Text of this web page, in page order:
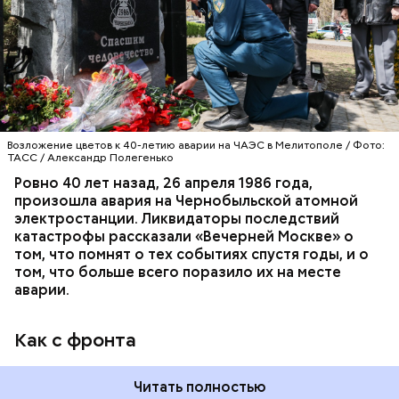
Возложение цветов к 40-летию аварии на ЧАЭС в Мелитополе / Фото:
ТАСС / Александр Полегенько
Ровно 40 лет назад, 26 апреля 1986 года,
произошла авария на Чернобыльской атомной
электростанции. Ликвидаторы последствий
катастрофы рассказали «Вечерней Москве» о
том, что помнят о тех событиях спустя годы, и о
том, что больше всего поразило их на месте
аварии.
Как с фронта
Киеве в отдельном механизированном полку
гражданской обороны. На тот момент, когда
произошла авария на Чернобыльской атомной
станции, ему было 26 лет.
Читать полностью
АВАРИИ ЧЕРНОБЫЛЬ ИСТОРИЯ
Как рассказывает Житие, преподобный родился в
христианской религией и рано принял решение
посвятить свою жизнь Богу. Целыми днями отрок
книги. Его дядя, епископ Николай Патарский, видя
Как гласит предание, совершая паломничество в
Иерусалим, Николай Чудотворец по просьбе
отчаявшихся путников молитвой успокоил
разбушевавшееся море.